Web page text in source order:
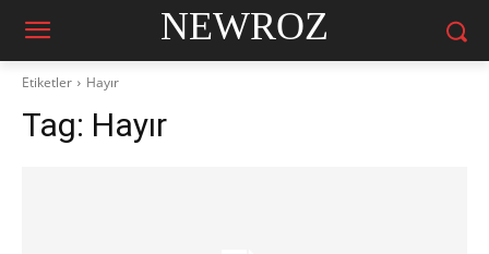
NEWROZ
Etiketler Hayır
Tag: Hayır